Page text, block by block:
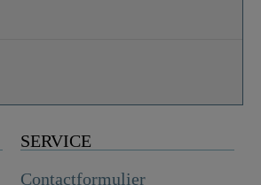
SERVICE
Contactformulier